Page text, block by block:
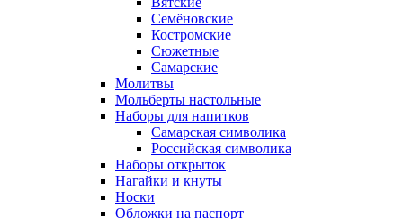
Семёновские
Костромские
Сюжетные
Самарские
Молитвы
Мольберты настольные
Наборы для напитков
Самарская символика
Российская символика
Наборы открыток
Нагайки и кнуты
Носки
Обложки на паспорт